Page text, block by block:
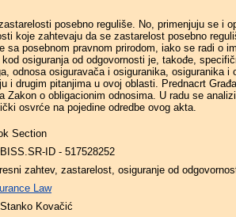
posebno reguliše. No, primenjuju se i
koje zahtevaju da se zastarelost posebno
sa posebnom pravnom prirodom, iako se radi o
osiguranja od odgovornosti je, takođe,
odnosa osiguravača i osiguranika, osiguranika
i drugim pitanjima u ovoj oblasti. Prednacrt
Zakon o obligacionim odnosima. U radu se
osvrće na pojedine odredbe ovog akta.
Section
ID - 517528252
zahtev, zastarelost, osiguranje od
Law
Kovačić